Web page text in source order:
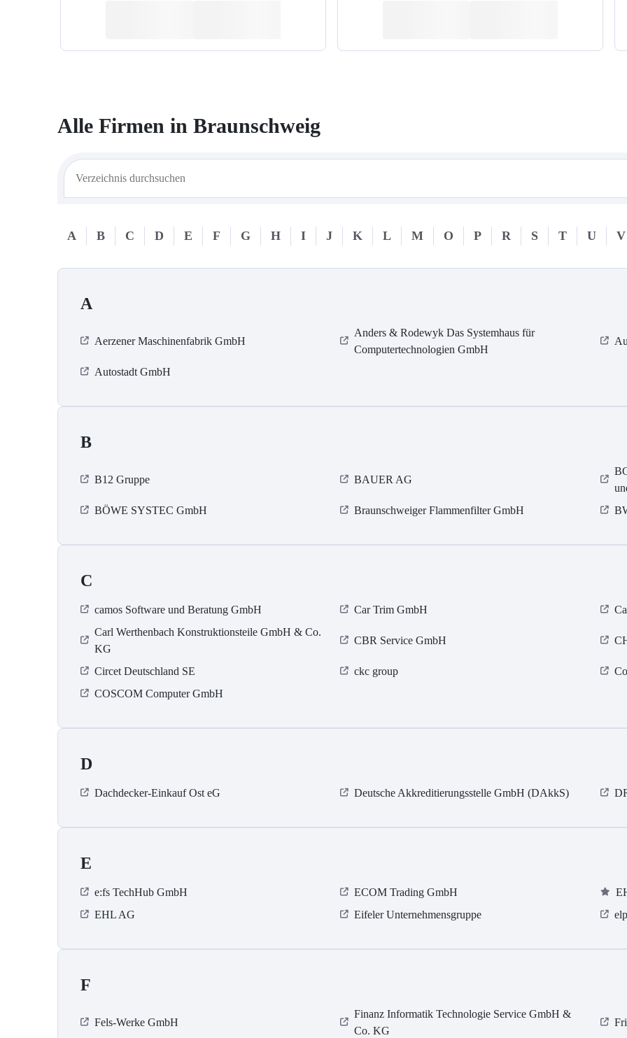
Alle Firmen in Braunschweig
A B C D E F G H I J K L M O P R S T U V
A
Aerzener Maschinenfabrik GmbH
Anders & Rodewyk Das Systemhaus für
Computertechnologien GmbH
Autostadt GmbH
B
B12 Gruppe BAUER AG
BÖWE SYSTEC GmbH
Braunschweiger Flammenfilter GmbH
C
camos Software und Beratung GmbH Car Trim GmbH
Carl Werthenbach Konstruktionsteile GmbH & Co.
KG
CBR Service GmbH
Circet Deutschland SE ckc group
COSCOM Computer GmbH
D
Dachdecker-Einkauf Ost eG Deutsche Akkreditierungsstelle GmbH (DAkkS)
E
e:fs TechHub GmbH ECOM Trading GmbH
EHL AG
Eifeler Unternehmensgruppe
F
Fels-Werke GmbH
Finanz Informatik Technologie Service GmbH &
Co. KG